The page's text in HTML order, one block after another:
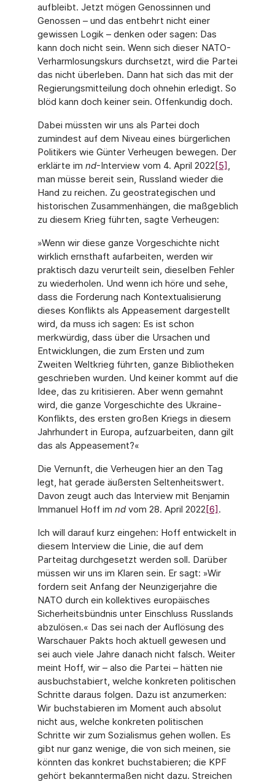
aufbleibt. Jetzt mögen Genossinnen und
Genossen – und das entbehrt nicht einer
gewissen Logik – denken oder sagen: Das
kann doch nicht sein. Wenn sich dieser NATO-
Verharmlosungskurs durchsetzt, wird die Partei
das nicht überleben. Dann hat sich das mit der
Regierungsmitteilung doch ohnehin erledigt. So
blöd kann doch keiner sein. Offenkundig doch.
Dabei müssten wir uns als Partei doch
zumindest auf dem Niveau eines bürgerlichen
Politikers wie Günter Verheugen bewegen. Der
erklärte im nd-Interview vom 4. April 2022[5],
man müsse bereit sein, Russland wieder die
Hand zu reichen. Zu geostrategischen und
historischen Zusammenhängen, die maßgeblich
zu diesem Krieg führten, sagte Verheugen:
»Wenn wir diese ganze Vorgeschichte nicht
wirklich ernsthaft aufarbeiten, werden wir
praktisch dazu verurteilt sein, dieselben Fehler
zu wiederholen. Und wenn ich höre und sehe,
dass die Forderung nach Kontextualisierung
dieses Konflikts als Appeasement dargestellt
wird, da muss ich sagen: Es ist schon
merkwürdig, dass über die Ursachen und
Entwicklungen, die zum Ersten und zum
Zweiten Weltkrieg führten, ganze Bibliotheken
geschrieben wurden. Und keiner kommt auf die
Idee, das zu kritisieren. Aber wenn gemahnt
wird, die ganze Vorgeschichte des Ukraine-
Konflikts, des ersten großen Kriegs in diesem
Jahrhundert in Europa, aufzuarbeiten, dann gilt
das als Appeasement?«
Die Vernunft, die Verheugen hier an den Tag
legt, hat gerade äußersten Seltenheitswert.
Davon zeugt auch das Interview mit Benjamin
Immanuel Hoff im ndvom 28. April 2022[6].
Ich will darauf kurz eingehen: Hoff entwickelt in
diesem Interview die Linie, die auf dem
Parteitag durchgesetzt werden soll. Darüber
müssen wir uns im Klaren sein. Er sagt: »Wir
fordern seit Anfang der Neunzigerjahre die
NATO durch ein kollektives europäisches
Sicherheitsbündnis unter Einschluss Russlands
abzulösen.« Das sei nach der Auflösung des
Warschauer Pakts hoch aktuell gewesen und
sei auch viele Jahre danach nicht falsch. Weiter
meint Hoff, wir – also die Partei – hätten nie
ausbuchstabiert, welche konkreten politischen
Schritte daraus folgen. Dazu ist anzumerken:
Wir buchstabieren im Moment auch absolut
nicht aus, welche konkreten politischen
Schritte wir zum Sozialismus gehen wollen. Es
gibt nur ganz wenige, die von sich meinen, sie
könnten das konkret buchstabieren; die KPF
gehört bekanntermaßen nicht dazu. Streichen